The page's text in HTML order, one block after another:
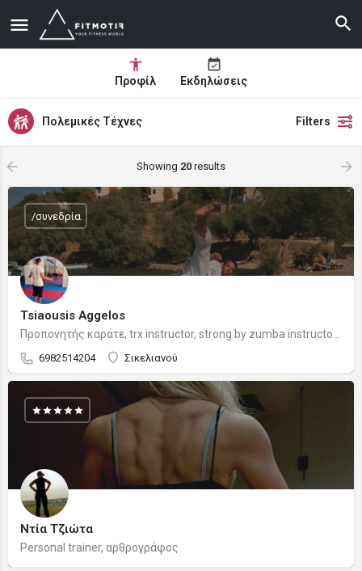
Προφίλ Εκδηλώσεις
Πολεμικές Τέχνες Filters
Showing 20 results
Tsiaousis Aggelos
6982514204 Σικελιανού
/συνεδρία
Ντία Τζιώτα
Personal trainer, αρθρογράφος